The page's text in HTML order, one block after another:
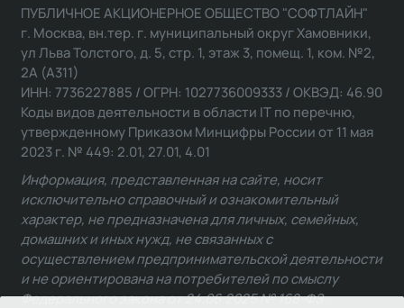
ПУБЛИЧНОЕ АКЦИОНЕРНОЕ ОБЩЕСТВО "СОФТЛАЙН"
г. Москва, вн.тер. г. муниципальный округ Хамовники,
ул Льва Толстого, д. 5, стр. 1, этаж 3, помещ. 1, ком. №2,
2А (А311)
ИНН: 7736227885 / ОГРН: 1027736009333 / ОКВЭД: 46.90
Коды видов деятельности в области IT по перечню,
утвержденному Приказом Минцифры России от 11 мая
2023 г. № 449: 2.01, 27.01, 4.01
Информация, представленная на сайте, носит
исключительно справочный и ознакомительный
характер, не предназначена для личных, семейных,
домашних и иных нужд, не связанных с
осуществлением предпринимательской деятельности
и не ориентирована на потребителей по смыслу
Федерального закона от 24.06.2025 № 168-ФЗ.